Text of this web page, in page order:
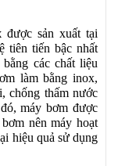
được sản xuất tại
tiên tiến bậc nhất
các chất liệu
làm bằng inox,
chống thấm nước
máy bơm được
nên máy hoạt
hiệu quả sử dụng